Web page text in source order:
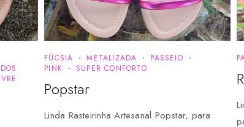
FÚCSIA METALIZADA
PASSEIO
PINK
SUPER CONFORTO
Popstar
Linda Rasteirinha Artesanal Popstar, para